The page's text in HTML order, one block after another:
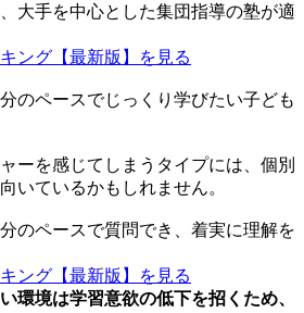
大手を中心とした集団指導の塾が適
ング【最新版】を見る
のペースでじっくり学びたい子ども
ーを感じてしまうタイプには、個別
いているかもしれません。
のペースで質問でき、着実に理解を
ング【最新版】を見る
環境は学習意欲の低下を招くため、